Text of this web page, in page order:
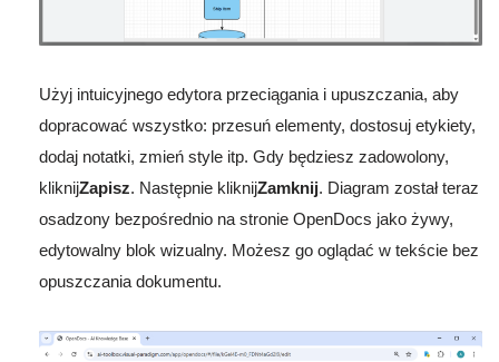
Użyj intuicyjnego edytora przeciągania i upuszczania, aby
dopracować wszystko: przesuń elementy, dostosuj etykiety,
dodaj notatki, zmień style itp. Gdy będziesz zadowolony,
kliknijZapisz. Następnie kliknijZamknij. Diagram został teraz
osadzony bezpośrednio na stronie OpenDocs jako żywy,
edytowalny blok wizualny. Możesz go oglądać w tekście bez
opuszczania dokumentu.